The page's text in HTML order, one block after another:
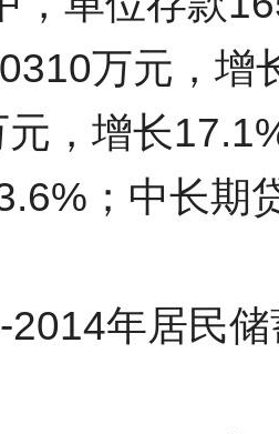
万元，增
，增长
；中长期
2014年居民